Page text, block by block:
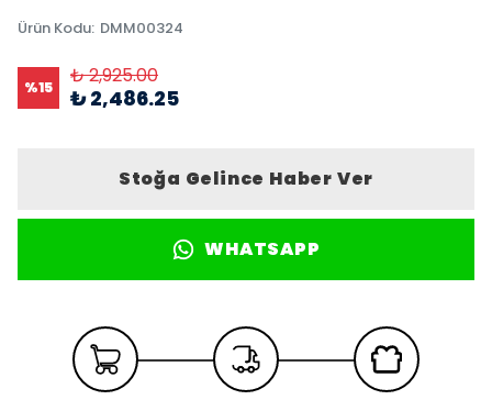
Ürün Kodu: DMM00324
%15 ₺ 2,925.00
₺ 2,486.25
Stoğa Gelince Haber Ver
WHATSAPP